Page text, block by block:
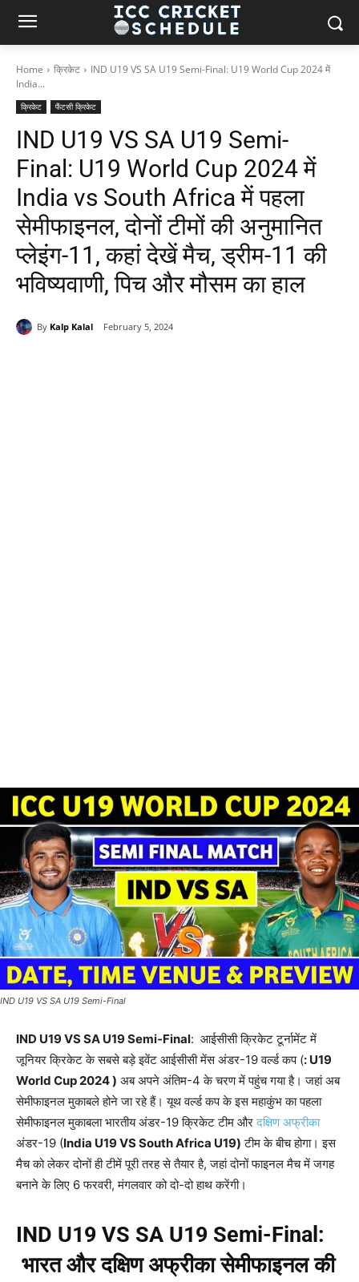
Home क्रिकेट
IND U19 VS SA U19 Semi-Final: U19 World Cup 2024 में
India...
क्रिकेट फैंटसी क्रिकेट
IND U19 VS SA U19 Semi-
Final: U19 World Cup 2024 में
India vs South Africa में पहला
सेमीफाइनल, दोनों टीमों की अनुमानित
प्लेइंग-11, कहां देखें मैच, ड्रीम-11 की
भविष्यवाणी, पिच और मौसम का हाल
By Kalp Kalal February 5, 2024
IND U19 VS SA U19 Semi-Final
IND U19 VS SA U19 Semi-Final: आईसीसी क्रिकेट टूर्नामेंट में
जूनियर क्रिकेट के सबसे बड़े इवेंट आईसीसी मेंस अंडर-19 वर्ल्ड कप (: U19
World Cup 2024 ) अब अपने अंतिम-4 के चरण में पहुंच गया है। जहां अब
सेमीफाइनल मुकाबले होने जा रहे हैं। यूथ वर्ल्ड कप के इस महाकुंभ का पहला
सेमीफाइनल मुकाबला भारतीय अंडर-19 क्रिकेट टीम औरदक्षिण अफ्रीका
अंडर-19 (India U19 VS South Africa U19) टीम के बीच होगा। इस
मैच को लेकर दोनों ही टीमें पूरी तरह से तैयार है, जहां दोनों फाइनल मैच में जगह
बनाने के लिए 6 फरवरी, मंगलवार को दो-दो हाथ करेंगी।
IND U19 VS SA U19 Semi-Final:
भारत और दक्षिण अफ्रीका सेमीफाइनल की